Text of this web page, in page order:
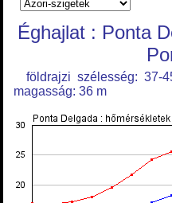
Éghajlat : Ponta
földrajzi szélesség: 37-
magasság: 36 m